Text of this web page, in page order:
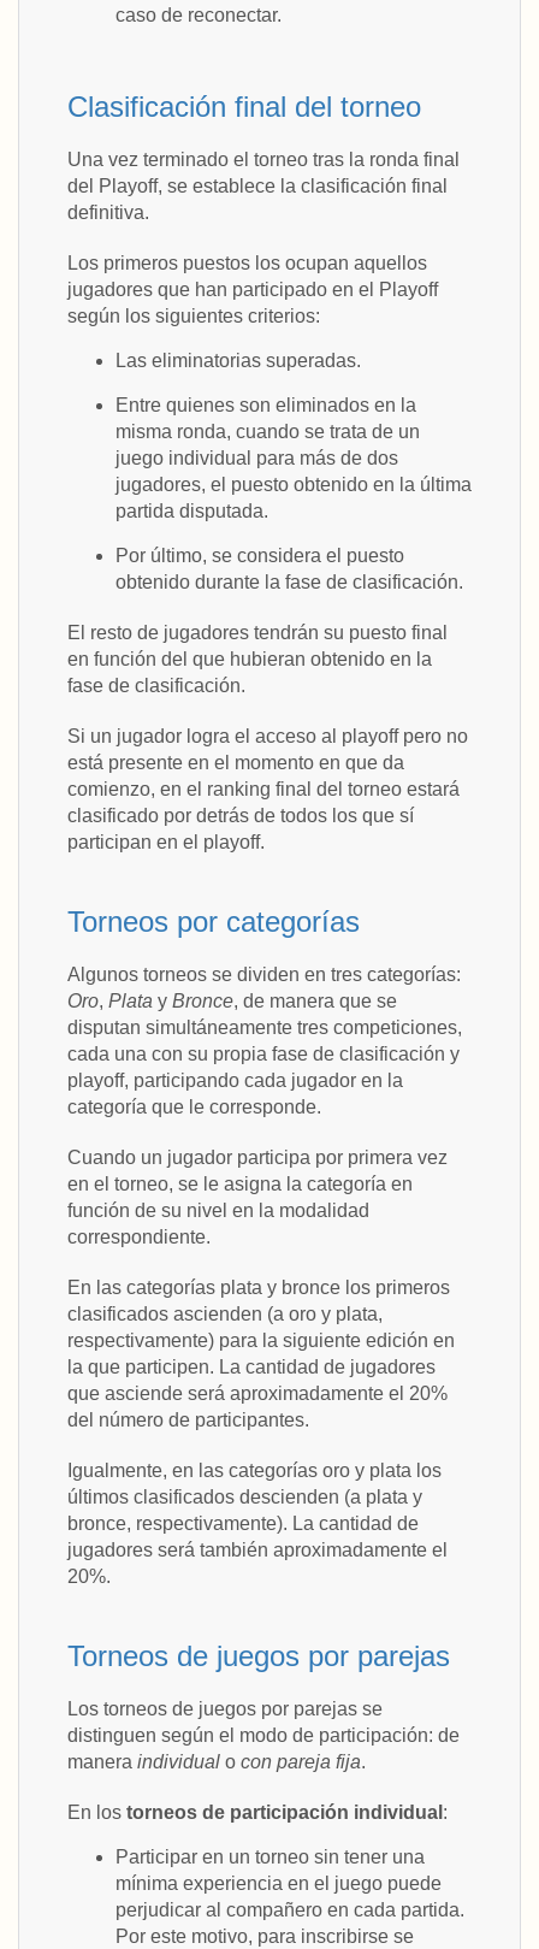
caso de reconectar.
Clasificación final del torneo
Una vez terminado el torneo tras la ronda final
del Playoff, se establece la clasificación final
definitiva.
Los primeros puestos los ocupan aquellos
jugadores que han participado en el Playoff
según los siguientes criterios:
Las eliminatorias superadas.
Entre quienes son eliminados en la
misma ronda, cuando se trata de un
juego individual para más de dos
jugadores, el puesto obtenido en la última
partida disputada.
Por último, se considera el puesto
obtenido durante la fase de clasificación.
El resto de jugadores tendrán su puesto final
en función del que hubieran obtenido en la
fase de clasificación.
Si un jugador logra el acceso al playoff pero no
está presente en el momento en que da
comienzo, en el ranking final del torneo estará
clasificado por detrás de todos los que sí
participan en el playoff.
Torneos por categorías
Algunos torneos se dividen en tres categorías:
Oro, Plata y Bronce, de manera que se
disputan simultáneamente tres competiciones,
cada una con su propia fase de clasificación y
playoff, participando cada jugador en la
categoría que le corresponde.
Cuando un jugador participa por primera vez
en el torneo, se le asigna la categoría en
función de su nivel en la modalidad
correspondiente.
En las categorías plata y bronce los primeros
clasificados ascienden (a oro y plata,
respectivamente) para la siguiente edición en
la que participen. La cantidad de jugadores
que asciende será aproximadamente el 20%
del número de participantes.
Igualmente, en las categorías oro y plata los
últimos clasificados descienden (a plata y
bronce, respectivamente). La cantidad de
jugadores será también aproximadamente el
20%.
Torneos de juegos por parejas
Los torneos de juegos por parejas se
distinguen según el modo de participación: de
manera individual o con pareja fija.
En los torneos de participación individual :
Participar en un torneo sin tener una
mínima experiencia en el juego puede
perjudicar al compañero en cada partida.
Por este motivo, para inscribirse se